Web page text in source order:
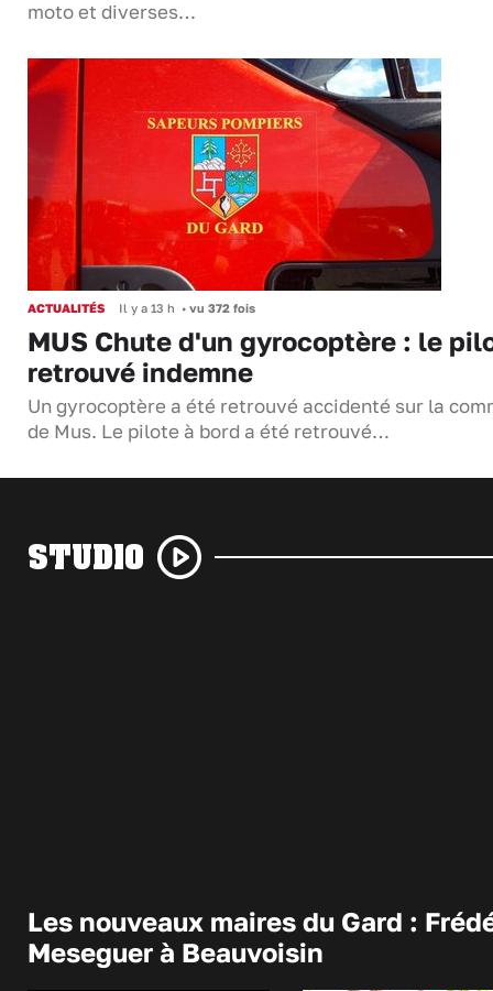
moto et diverses…
ACTUALITÉS Il y a 13 h • vu 372 fois
MUS Chute d'un gyrocoptère : le
retrouvé indemne
Un gyrocoptère a été retrouvé accidenté sur la
de Mus. Le pilote à bord a été retrouvé…
STUDIO
Les nouveaux maires du Gard :
Meseguer à Beauvoisin